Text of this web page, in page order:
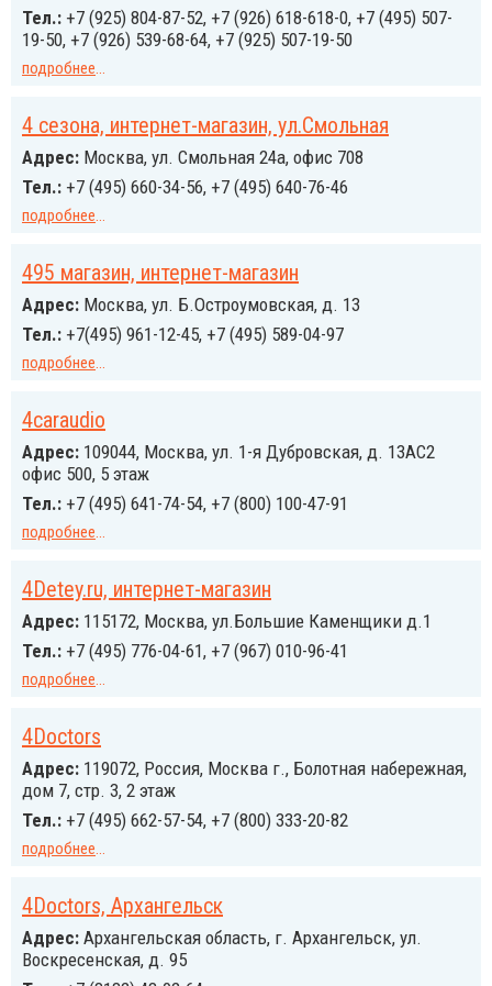
Тел.: +7 (925) 804-87-52, +7 (926) 618-618-0, +7 (495) 507-
19-50, +7 (926) 539-68-64, +7 (925) 507-19-50
подробнее...
4 сезона, интернет-магазин, ул.Смольная
Адрес: Москва, ул. Смольная 24а, офис 708
Тел.: +7 (495) 660-34-56, +7 (495) 640-76-46
подробнее...
495 магазин, интернет-магазин
Адрес: Москва, ул. Б.Остроумовская, д. 13
Тел.: +7(495) 961-12-45, +7 (495) 589-04-97
подробнее...
4caraudio
Адрес: 109044, Москва, ул. 1-я Дубровская, д. 13АС2
офис 500, 5 этаж
Тел.: +7 (495) 641-74-54, +7 (800) 100-47-91
подробнее...
4Detey.ru, интернет-магазин
Адрес: 115172, Москва, ул.Большие Каменщики д.1
Тел.: +7 (495) 776-04-61, +7 (967) 010-96-41
подробнее...
4Doctors
Адрес: 119072, Россия, Москва г., Болотная набережная,
дом 7, стр. 3, 2 этаж
Тел.: +7 (495) 662-57-54, +7 (800) 333-20-82
подробнее...
4Doctors, Архангельск
Адрес: Архангельская область, г. Архангельск, ул.
Воскресенская, д. 95